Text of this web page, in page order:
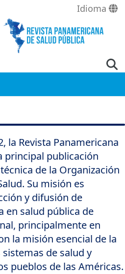
Idioma
la Revista Panamericana
principal publicación
de la Organización
Su misión es
y difusión de
en salud pública de
principalmente en
la misión esencial de la
de salud y
pueblos de las Américas.